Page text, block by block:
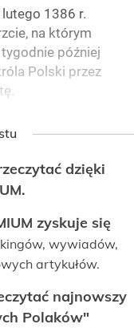
1386 r.
na którym
tygodnie później
Polski przez
dzięki
zyskuje się
wywiadów,
artykułów.
najnowszy
Polaków"